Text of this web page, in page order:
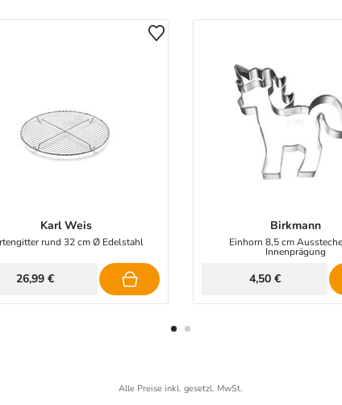
Karl Weis
rund 32 cm Ø Edelstahl
26,99 €
Birkmann
Einhorn 8,5 cm
Innenprägung
4,50 €
Alle Preise inkl. gesetzl. MwSt.